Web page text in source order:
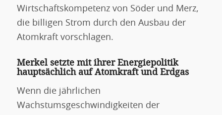
Wirtschaftskompetenz von Söder und Merz,
die billigen Strom durch den Ausbau der
Atomkraft vorschlagen.
Merkel setzte mit ihrer Energiepolitik
hauptsächlich auf Atomkraft und Erdgas
Wenn die jährlichen
Wachstumsgeschwindigkeiten der